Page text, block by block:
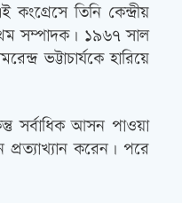
তিনি কেন্দ্রীয়
সম্পাদক। ১৯৬৭ সাল
ভট্টাচার্যকে হারিয়ে
সর্বাধিক আসন পাওয়া
করেন। পরে